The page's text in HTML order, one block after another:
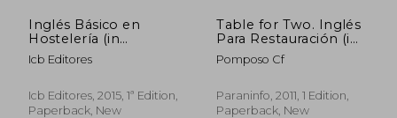
Inglés Básico en
Hostelería (in
Spanish)
Icb Editores
Icb Editores, 2015, 1ª Edition,
Paperback, New
Table for Two. Inglés
Para Restauración (in
Spanish)
Pomposo Cf
Paraninfo, 2011, 1 Edition,
Paperback, New